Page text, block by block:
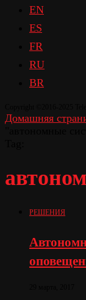
EN
ES
FR
RU
BR
Домашняя
РЕШЕНИЯ